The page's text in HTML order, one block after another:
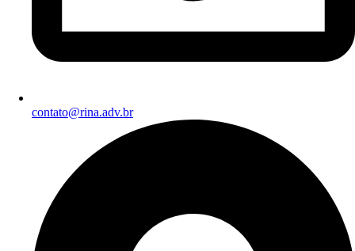
contato@rina.adv.br